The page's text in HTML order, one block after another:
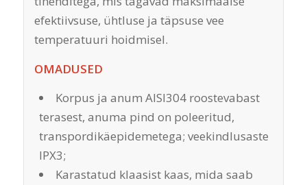
efektiivsuse, ühtluse ja täpsuse vee
temperatuuri hoidmisel.
OMADUSED
Korpus ja anum AISI304 roostevabast
terasest, anuma pind on poleeritud,
transpordikäepidemetega; veekindlusaste
IPX3;
Karastatud klaasist kaas, mida saab